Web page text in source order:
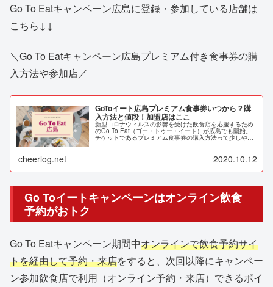
Go To Eatキャンペーン広島に登録・参加している店舗は
こちら↓↓
＼Go To Eatキャンペーン広島プレミアム付き食事券の購
入方法や参加店／
GoToイート広島プレミアム食事券いつから？購
入方法と値段！加盟店はここ
新型コロナウィルスの影響を受けた飲食店を応援するため
のGo To Eat（ゴー・トゥー・イート）が広島でも開始。
チケットであるプレミアム食事券の購入方法って少しやや
こしいような。そこで今回値段や参加店なども含め詳細を
cheerlog.net 2020.10.12
Go Toイートキャンペーンはオンライン飲食
予約がおトク
Go To Eatキャンペーン期間中オンラインで飲食予約サイ
トを経由して予約・来店をすると、次回以降にキャンペー
ン参加飲食店で利用（オンライン予約・来店）できるポイ